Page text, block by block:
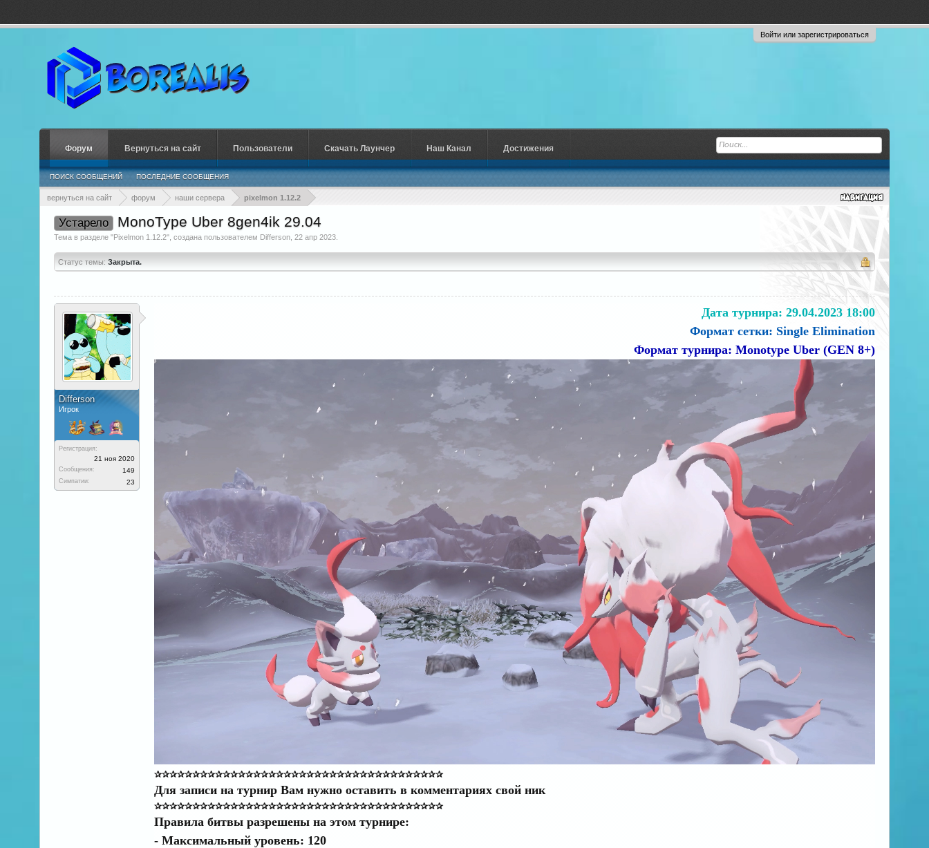
Войти или зарегистрироваться
вернуться на сайт форум наши сервера pixelmon 1.12.2
Устарело MonoType Uber 8gen4ik 29.04
Тема в разделе "Pixelmon 1.12.2", создана пользователем Differson 22 апр 2023
Статус темы: Закрыта.
Differson
Игрок
Регистрация:
21 ноя 2020
Сообщения: 149
Симпатии: 23
Дата турнира: 29.04.2023 18:00
Формат сетки: Single Elimination
Формат турнира: Monotype Uber (GEN 8+)
✰✰✰✰✰✰✰✰✰✰✰✰✰✰✰✰✰✰✰✰✰✰✰✰✰✰✰✰✰✰✰✰✰✰✰✰✰✰
Для записи на турнир Вам нужно оставить в комментариях свой ник
✰✰✰✰✰✰✰✰✰✰✰✰✰✰✰✰✰✰✰✰✰✰✰✰✰✰✰✰✰✰✰✰✰✰✰✰✰✰
Правила битвы разрешены на этом турнире:
- Максимальный уровень: 120
Форум
ПОИСК СООБЩЕНИЙ ПОСЛЕДНИЕ СООБЩЕНИЯ
Вернуться на сайт Пользователи Скачать Лаунчер Наш Канал Достижения